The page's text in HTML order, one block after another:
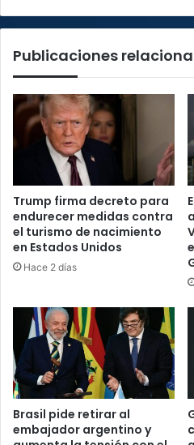
la
Centroamericana
Publicaciones
Trump firma decreto para
endurecer medidas contra
el turismo de nacimiento
en Estados Unidos
Hace 2 días
Brasil pide retirar al
embajador argentino y